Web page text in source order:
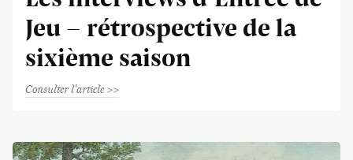
Jeu - rétrospective de la
sixième saison
Consulter l'article